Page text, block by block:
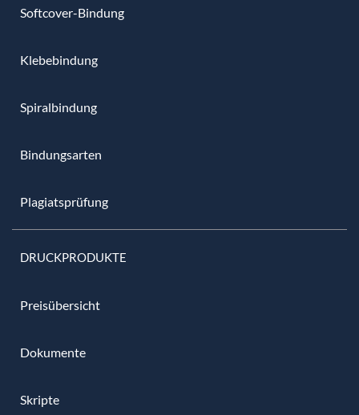
Softcover-Bindung
Klebebindung
Spiralbindung
Bindungsarten
Plagiatsprüfung
DRUCKPRODUKTE
Preisübersicht
Dokumente
Skripte